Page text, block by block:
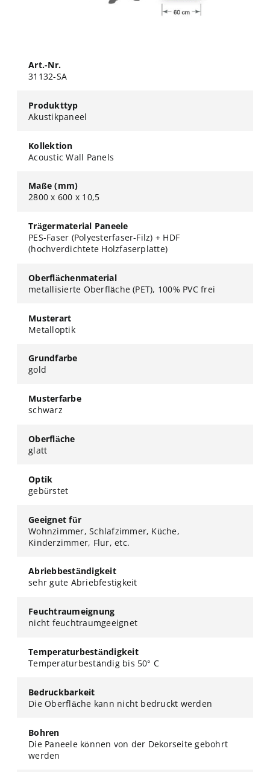
Art.-Nr.
31132-SA
Produkttyp
Akustikpaneel
Kollektion
Acoustic Wall Panels
Maße (mm)
2800 x 600 x 10,5
Trägermaterial Paneele
PES-Faser (Polyesterfaser-Filz) + HDF
(hochverdichtete Holzfaserplatte)
Oberflächenmaterial
metallisierte Oberfläche (PET), 100% PVC frei
Musterart
Metalloptik
Grundfarbe
gold
Musterfarbe
schwarz
Oberfläche
glatt
Optik
gebürstet
Geeignet für
Wohnzimmer, Schlafzimmer, Küche,
Kinderzimmer, Flur, etc.
Abriebbeständigkeit
sehr gute Abriebfestigkeit
Feuchtraumeignung
nicht feuchtraumgeeignet
Temperaturbeständigkeit
Temperaturbeständig bis 50° C
Bedruckbarkeit
Die Oberfläche kann nicht bedruckt werden
Bohren
Die Paneele können von der Dekorseite gebohrt
werden